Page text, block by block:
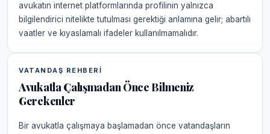
avukatın internet platformlarında profilinin yalnızca
bilgilendirici nitelikte tutulması gerektiği anlamına gelir; abartılı
vaatler ve kıyaslamalı ifadeler kullanılmamalıdır.
VATANDAŞ REHBERI
Avukatla Çalışmadan Önce Bilmeniz
Gerekenler
Bir avukatla çalışmaya başlamadan önce vatandaşların